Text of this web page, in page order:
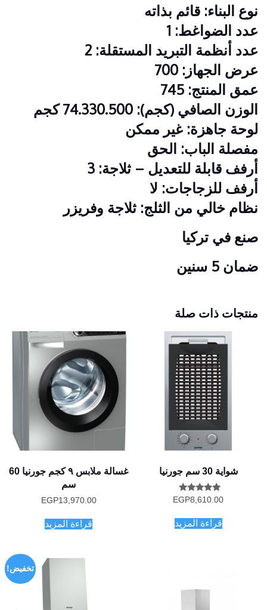
نوع البناء: قائم بذاته
عدد الضواغط: 1
عدد أنظمة التبريد المستقلة: 2
عرض الجهاز: 700
عمق المنتج: 745
الوزن الصافي (كجم): 74.330.500 كجم
لوحة جاهزة: غير ممكن
مفصلة الباب: الحق
أرفف قابلة للتعديل – ثلاجة: 3
أرفف للزجاجات: لا
نظام خالي من الثلج: ثلاجة وفريزر
صنع في تركيا
ضمان 5 سنين
منتجات ذات صلة
شواية 30 سم جورنيا
تم التقييم
5.00
EGP8,610.00
قراءة المزيد
غسالة ملابس ٩ كجم جورنيا 60
سم
EGP13,970.00
قراءة المزيد
تخفيض!